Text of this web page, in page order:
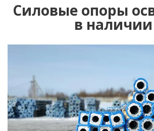
Силовые опоры
в наличии